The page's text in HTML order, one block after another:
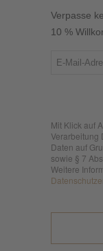
Verpasse
10 %
Mit Klick auf
Verarbeitung
Daten auf
sowie § 7
Weitere